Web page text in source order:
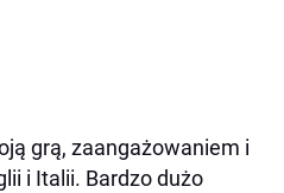
grą, zaangażowaniem i
i Italii. Bardzo dużo